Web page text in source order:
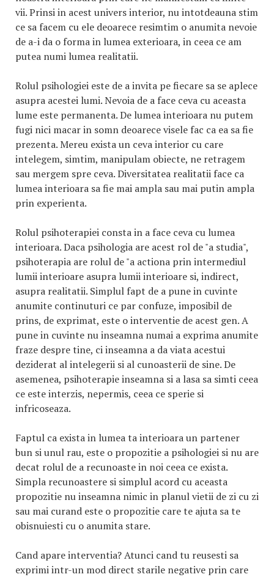
vii. Prinsi in acest univers interior, nu intotdeauna stim
ce sa facem cu ele deoarece resimtim o anumita nevoie
de a-i da o forma in lumea exterioara, in ceea ce am
putea numi lumea realitatii.
Rolul psihologiei este de a invita pe fiecare sa se aplece
asupra acestei lumi. Nevoia de a face ceva cu aceasta
lume este permanenta. De lumea interioara nu putem
fugi nici macar in somn deoarece visele fac ca ea sa fie
prezenta. Mereu exista un ceva interior cu care
intelegem, simtim, manipulam obiecte, ne retragem
sau mergem spre ceva. Diversitatea realitatii face ca
lumea interioara sa fie mai ampla sau mai putin ampla
prin experienta.
Rolul psihoterapiei consta in a face ceva cu lumea
interioara. Daca psihologia are acest rol de "a studia",
psihoterapia are rolul de "a actiona prin intermediul
lumii interioare asupra lumii interioare si, indirect,
asupra realitatii. Simplul fapt de a pune in cuvinte
anumite continuturi ce par confuze, imposibil de
prins, de exprimat, este o interventie de acest gen. A
pune in cuvinte nu inseamna numai a exprima anumite
fraze despre tine, ci inseamna a da viata acestui
deziderat al intelegerii si al cunoasterii de sine. De
asemenea, psihoterapie inseamna si a lasa sa simti ceea
ce este interzis, nepermis, ceea ce sperie si
infricoseaza.
Faptul ca exista in lumea ta interioara un partener
bun si unul rau, este o propozitie a psihologiei si nu are
decat rolul de a recunoaste in noi ceea ce exista.
Simpla recunoastere si simplul acord cu aceasta
propozitie nu inseamna nimic in planul vietii de zi cu zi
sau mai curand este o propozitie care te ajuta sa te
obisnuiesti cu o anumita stare.
Cand apare interventia? Atunci cand tu reusesti sa
exprimi intr-un mod direct starile negative prin care